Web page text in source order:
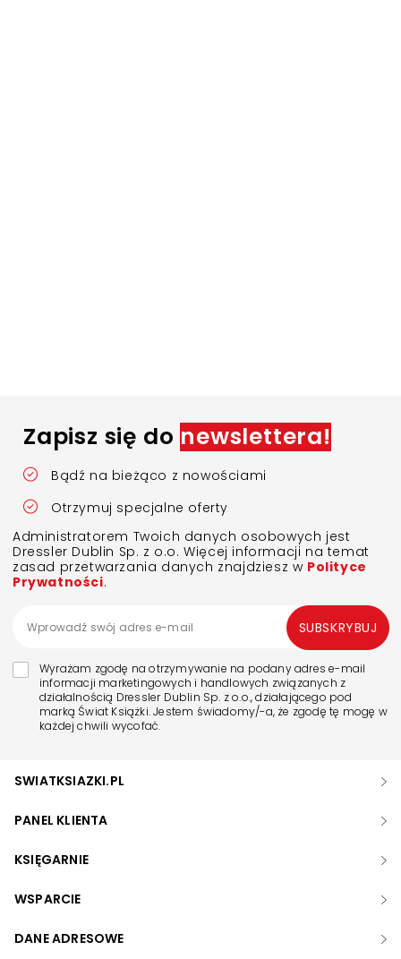
Zapisz się do newslettera!
Bądź na bieżąco z nowościami
Otrzymuj specjalne oferty
Administratorem Twoich danych osobowych jest
Dressler Dublin Sp. z o.o. Więcej informacji na temat
zasad przetwarzania danych znajdziesz w Polityce
Prywatności.
Wyrażam zgodę na otrzymywanie na podany adres e-mail
informacji marketingowych i handlowych związanych z
działalnością Dressler Dublin Sp. z o.o., działającego pod
marką Świat Książki. Jestem świadomy/-a, że zgodę tę mogę w
każdej chwili wycofać.
SUBSKRYBUJ
SWIATKSIAZKI.PL
PANEL KLIENTA
KSIĘGARNIE
WSPARCIE
DANE ADRESOWE